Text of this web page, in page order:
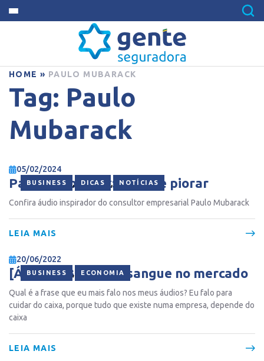
HOME » PAULO MUBARACK
Tag: Paulo
Mubarack
BUSINESS , DICAS , NOTÍCIAS
05/02/2024
Paulo Mubarack: pare de piorar
Confira áudio inspirador do consultor empresarial Paulo Mubarack
LEIA MAIS
BUSINESS , ECONOMIA
20/06/2022
[ÁUDIO] Banho de sangue no mercado
Qual é a frase que eu mais falo nos meus áudios? Eu falo para
cuidar do caixa, porque tudo que existe numa empresa, depende do
caixa
LEIA MAIS